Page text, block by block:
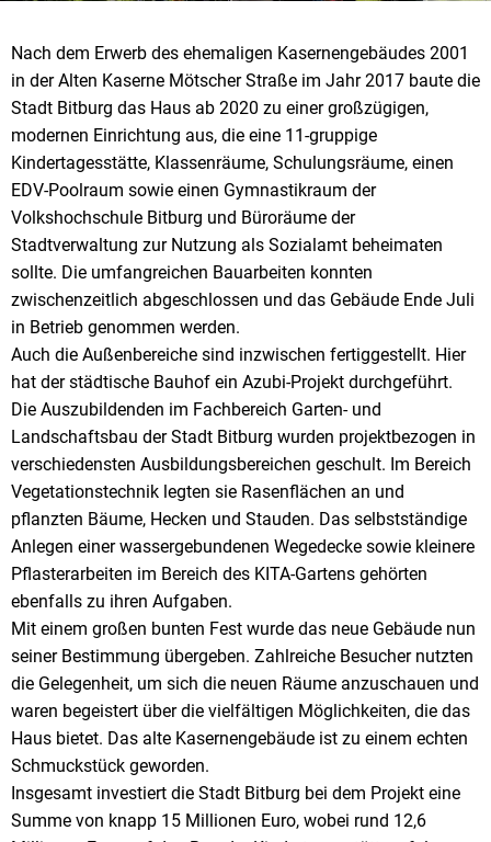
Nach dem Erwerb des ehemaligen Kasernengebäudes 2001
in der Alten Kaserne Mötscher Straße im Jahr 2017 baute die
Stadt Bitburg das Haus ab 2020 zu einer großzügigen,
modernen Einrichtung aus, die eine 11-gruppige
Kindertagesstätte, Klassenräume, Schulungsräume, einen
EDV-Poolraum sowie einen Gymnastikraum der
Volkshochschule Bitburg und Büroräume der
Stadtverwaltung zur Nutzung als Sozialamt beheimaten
sollte. Die umfangreichen Bauarbeiten konnten
zwischenzeitlich abgeschlossen und das Gebäude Ende Juli
in Betrieb genommen werden.
Auch die Außenbereiche sind inzwischen fertiggestellt. Hier
hat der städtische Bauhof ein Azubi-Projekt durchgeführt.
Die Auszubildenden im Fachbereich Garten- und
Landschaftsbau der Stadt Bitburg wurden projektbezogen in
verschiedensten Ausbildungsbereichen geschult. Im Bereich
Vegetationstechnik legten sie Rasenflächen an und
pflanzten Bäume, Hecken und Stauden. Das selbstständige
Anlegen einer wassergebundenen Wegedecke sowie kleinere
Pflasterarbeiten im Bereich des KITA-Gartens gehörten
ebenfalls zu ihren Aufgaben.
Mit einem großen bunten Fest wurde das neue Gebäude nun
seiner Bestimmung übergeben. Zahlreiche Besucher nutzten
die Gelegenheit, um sich die neuen Räume anzuschauen und
waren begeistert über die vielfältigen Möglichkeiten, die das
Haus bietet. Das alte Kasernengebäude ist zu einem echten
Schmuckstück geworden.
Insgesamt investiert die Stadt Bitburg bei dem Projekt eine
Summe von knapp 15 Millionen Euro, wobei rund 12,6